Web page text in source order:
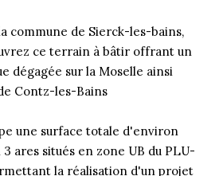
commune de Sierck-les-bains,
ce terrain à bâtir offrant un
dégagée sur la Moselle ainsi
Contz-les-Bains
une surface totale d'environ
ares situés en zone UB du PLU-
la réalisation d'un projet